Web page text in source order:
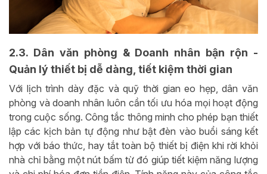
2.3. Dân văn phòng & Doanh nhân bận rộn -
Quản lý thiết bị dễ dàng, tiết kiệm thời gian
Với lịch trình dày đặc và quỹ thời gian eo hẹp, dân văn
phòng và doanh nhân luôn cần tối ưu hóa mọi hoạt động
trong cuộc sống. Công tắc thông minh cho phép bạn thiết
lập các kịch bản tự động như bật đèn vào buổi sáng kết
hợp với báo thức, hay tắt toàn bộ thiết bị điện khi rời khỏi
nhà chỉ bằng một nút bấm từ đó giúp tiết kiệm năng lượng